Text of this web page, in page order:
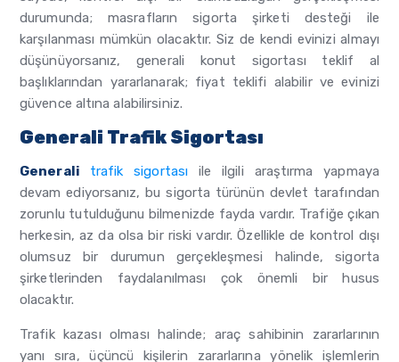
durumunda; masrafların sigorta şirketi desteği ile
karşılanması mümkün olacaktır. Siz de kendi evinizi almayı
düşünüyorsanız, generali konut sigortası teklif al
başlıklarından yararlanarak; fiyat teklifi alabilir ve evinizi
güvence altına alabilirsiniz.
Generali Trafik Sigortası
Generali trafik sigortası ile ilgili araştırma yapmaya
devam ediyorsanız, bu sigorta türünün devlet tarafından
zorunlu tutulduğunu bilmenizde fayda vardır. Trafiğe çıkan
herkesin, az da olsa bir riski vardır. Özellikle de kontrol dışı
olumsuz bir durumun gerçekleşmesi halinde, sigorta
şirketlerinden faydalanılması çok önemli bir husus
olacaktır.
Trafik kazası olması halinde; araç sahibinin zararlarının
yanı sıra, üçüncü kişilerin zararlarına yönelik işlemlerin